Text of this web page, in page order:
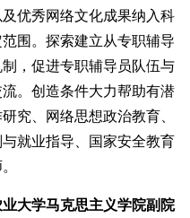
优秀网络文化成果纳入科
围。探索建立从专职辅导
，促进专职辅导员队伍与
。创造条件大力帮助有潜
究、网络思想政治教育、
就业指导、国家安全教育
业大学马克思主义学院副院